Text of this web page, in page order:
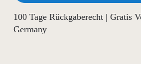
100 Tage Rückgaberecht | Gratis
Germany